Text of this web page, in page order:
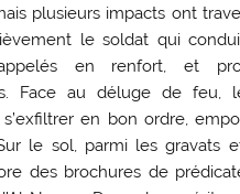
plusieurs impacts ont
le soldat qui
en renfort, et
Face au déluge de feu,
en bon ordre,
le sol, parmi les gravats
des brochures de